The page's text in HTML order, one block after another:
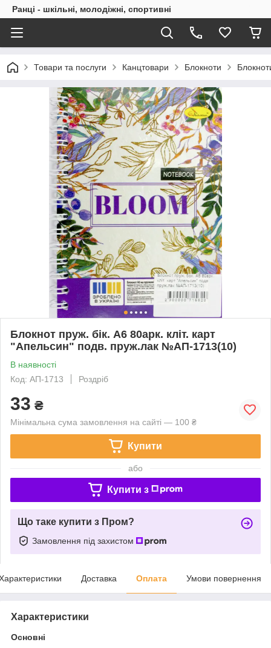
Ранці - шкільні, молодіжні, спортивні
Товари та послуги Канцтовари Блокноти
Блокнот пруж. бік. А6 80арк. кліт. карт
"Апельсин" подв. пруж.лак №АП-1713(10)
В наявності
Код: АП-1713
Роздріб
33 ₴
Мінімальна сума замовлення на сайті — 100 ₴
Купити
або
Купити з
Що таке купити з Пром?
Замовлення під захистом
Доставка Оплата Умови повернення
Характеристики
Основні